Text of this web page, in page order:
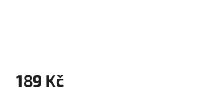
189 Kč